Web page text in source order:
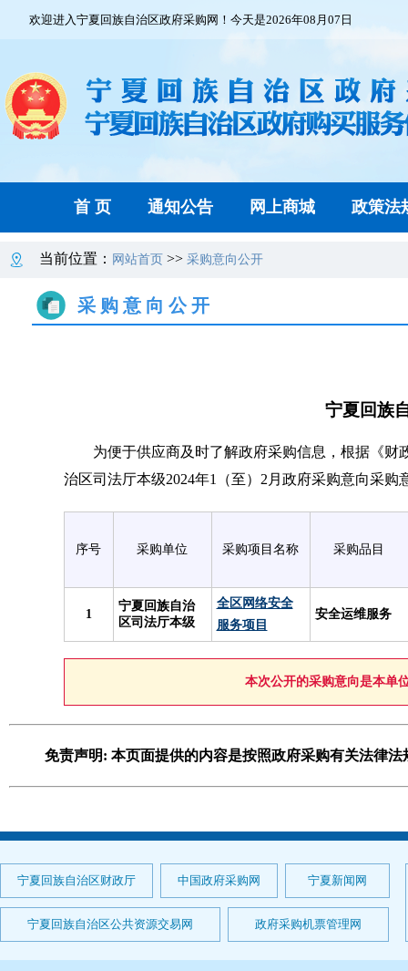
欢迎进入宁夏回族自治区政府采购网！今天是2026年08月07日
首 页 通知公告 网上商城 政策法
当前位置： 网站首页 >> 采购意向公开
采购意向公开
宁夏回族
为便于供应商及时了解政府采购信息，根据《财政
治区司法厅本级2024年1（至）2月政府采购意向采购
序号 采购单位 采购项目名称 采购品目
1
宁夏回族自治
区司法厅本级
全区网络安全
服务项目
安全运维服务
本次公开的采购意向是本单
免责声明: 本页面提供的内容是按照政府采购有关法律
宁夏回族自治区财政厅 中国政府采购网 宁夏新闻网
宁夏回族自治区公共资源交易网 政府采购机票管理网